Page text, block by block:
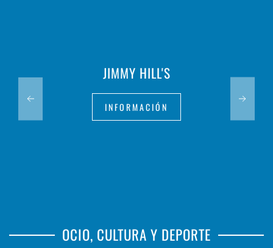
JIMMY HILL'S
INFORMACIÓN
OCIO, CULTURA Y DEPORTE